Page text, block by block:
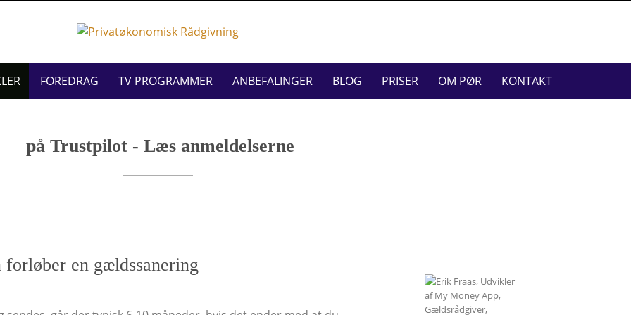
FOREDRAG TV PROGRAMMER ANBEFALINGER BLOG PRISER OM PØR KONTAKT
på Trustpilot - Læs anmeldelserne
en gældssanering